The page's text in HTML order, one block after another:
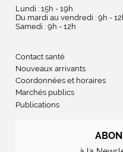
Lundi : 15h - 19h
Du mardi au vendredi : 9h -
Samedi : 9h - 12h
Contact santé
Nouveaux arrivants
Coordonnées et horaires
Marchés publics
Publications